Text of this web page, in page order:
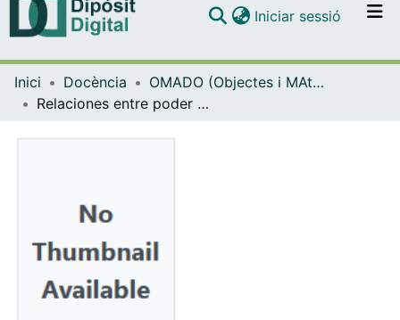
Navega per tot el DD
Iniciar sessió (current)
Inici Docència
OMADO (Objectes i MAterials DOcents)
Relaciones entre poder político y jerarquia religiosa